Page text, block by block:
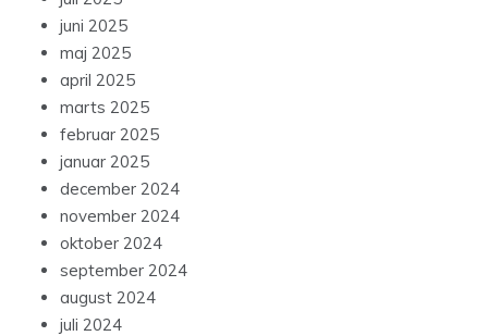
juni 2025
maj 2025
april 2025
marts 2025
februar 2025
januar 2025
december 2024
november 2024
oktober 2024
september 2024
august 2024
juli 2024